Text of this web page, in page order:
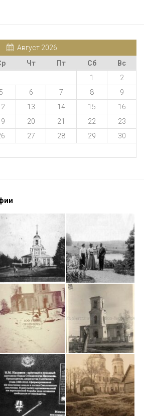
Август 2026
Чт Пт Сб
Вс
1
2
5 6 7 8
9
13 14 15
16
20 21 22
23
27 28 29
30